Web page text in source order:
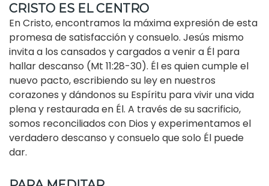
CRISTO ES EL CENTRO
En Cristo, encontramos la máxima expresión de esta
promesa de satisfacción y consuelo. Jesús mismo
invita a los cansados y cargados a venir a Él para
hallar descanso (Mt 11:28-30). Él es quien cumple el
nuevo pacto, escribiendo su ley en nuestros
corazones y dándonos su Espíritu para vivir una vida
plena y restaurada en Él. A través de su sacrificio,
somos reconciliados con Dios y experimentamos el
verdadero descanso y consuelo que solo Él puede
dar.